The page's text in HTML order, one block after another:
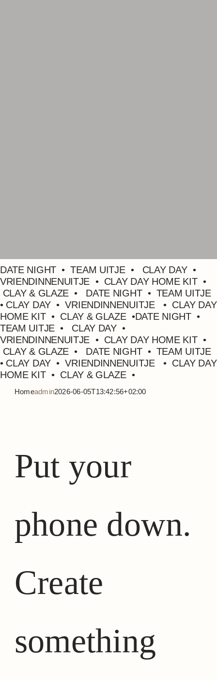
DATE NIGHT • TEAM UITJE • CLAY DAY •
VRIENDINNENUITJE • CLAY DAY HOME KIT •
CLAY & GLAZE • DATE NIGHT • TEAM UITJE
• CLAY DAY • VRIENDINNENUITJE • CLAY DAY
HOME KIT • CLAY & GLAZE •DATE NIGHT •
TEAM UITJE • CLAY DAY •
VRIENDINNENUITJE • CLAY DAY HOME KIT •
CLAY & GLAZE • DATE NIGHT • TEAM UITJE
• CLAY DAY • VRIENDINNENUITJE • CLAY DAY
HOME KIT • CLAY & GLAZE •
Homeadmin2026-06-05T13:42:56+02:00
Put your
phone down.
Create
something